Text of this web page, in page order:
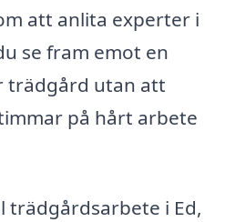
att anlita experter i
se fram emot en
trädgård utan att
på hårt arbete
trädgårdsarbete i Ed,